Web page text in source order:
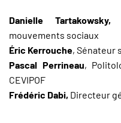
Danielle Tartakowsky,
mouvements sociaux
Éric Kerrouche, Sénateur
Pascal Perrineau,
CEVIPOF
Frédéric Dabi, Directeur